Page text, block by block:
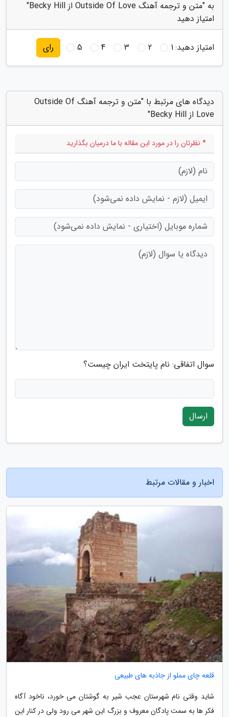
به "متن و ترجمه آهنگ Outside Of Love از Becky Hill"
امتیاز دهید
امتیاز دهید:1
2
3
4
5 رای
دیدگاه های مرتبط با "متن و ترجمه آهنگ Outside Of
Love از Becky Hill"
* نظرتان را در مورد این مقاله با ما درمیان بگذارید
سوال اتفاقی: نام پایتخت ایران چیست؟
ارسال
اخبار و مقالات مرتبط
قلعه چای مملو از جاذبه های طبیعی
شاید وقتی نام شهرستان عجب شیر به گوشتان می خورد، ناخود آگاه
فکر ها به سمت پادگان معروف و بزرگ این شهر می رود ولی در کنار این